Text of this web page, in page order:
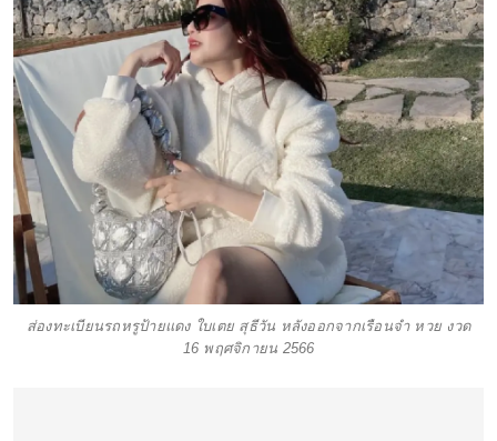
ส่องทะเบียนรถหรูป้ายแดง ใบเตย สุธีวัน หลังออกจากเรือนจำ หวย งวด
16 พฤศจิกายน 2566